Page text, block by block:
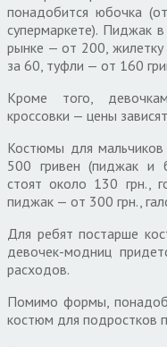
понадобится юбочка
супермаркете). Пиджак
рынке — от 200, жилетку
за 60, туфли — от 160
Кроме того,
кроссовки — цены
Костюмы для
500 гривен (пиджак и
стоят около 130 грн.,
пиджак — от 300 грн.,
Для ребят постарше
девочек-модниц
расходов.
Помимо формы,
костюм для подростков